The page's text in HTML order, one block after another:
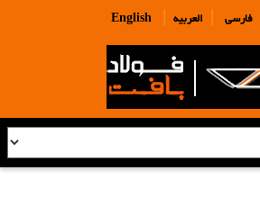
English | فارسی| العربیه